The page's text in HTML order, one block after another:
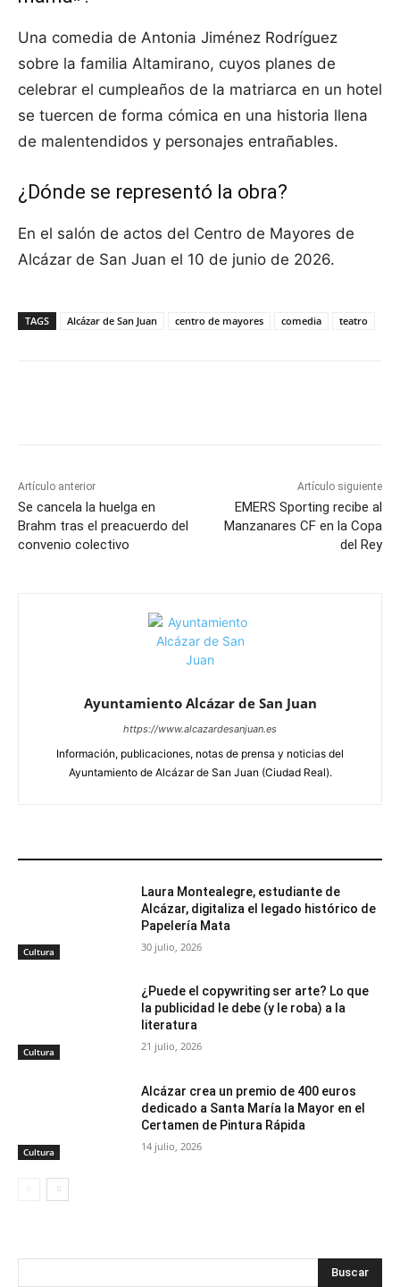
Una comedia de Antonia Jiménez Rodríguez
sobre la familia Altamirano, cuyos planes de
celebrar el cumpleaños de la matriarca en un hotel
se tuercen de forma cómica en una historia llena
de malentendidos y personajes entrañables.
¿Dónde se representó la obra?
En el salón de actos del Centro de Mayores de
Alcázar de San Juan el 10 de junio de 2026.
TAGS Alcázar de San Juan centro de mayores comedia teatro
Artículo anterior
Se cancela la huelga en
Brahm tras el preacuerdo del
convenio colectivo
Artículo siguiente
EMERS Sporting recibe al
Manzanares CF en la Copa
del Rey
Ayuntamiento Alcázar de San Juan
https://www.alcazardesanjuan.es
Información, publicaciones, notas de prensa y noticias del
Ayuntamiento de Alcázar de San Juan (Ciudad Real).
Cultura
Laura Montealegre, estudiante de
Alcázar, digitaliza el legado histórico de
Papelería Mata
30 julio, 2026
Cultura
¿Puede el copywriting ser arte? Lo que
la publicidad le debe (y le roba) a la
literatura
21 julio, 2026
Cultura
Alcázar crea un premio de 400 euros
dedicado a Santa María la Mayor en el
Certamen de Pintura Rápida
14 julio, 2026
Buscar